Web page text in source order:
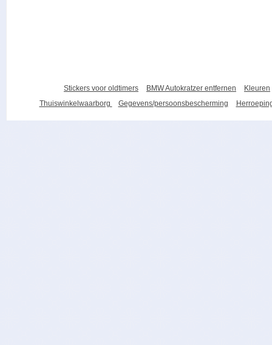
Stickers voor oldtimers BMW Autokratzer entfernen
Kleuren
Thuiswinkelwaarborg
Gegevens/persoonsbescherming